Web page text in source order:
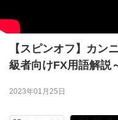
【スピンオフ】カン
級者向けFX用語解説
2023年01月25日